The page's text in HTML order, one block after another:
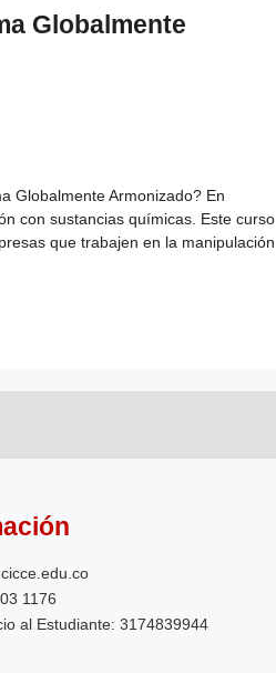
Globalmente
Globalmente Armonizado? En
con sustancias químicas. Este curso
que trabajen en la manipulación
1176
al Estudiante: 3174839944